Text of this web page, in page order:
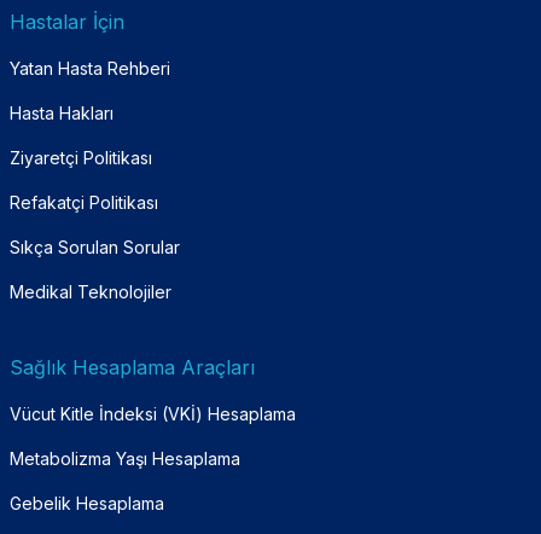
Hastalar İçin
Yatan Hasta Rehberi
Hasta Hakları
Ziyaretçi Politikası
Refakatçi Politikası
Sıkça Sorulan Sorular
Medikal Teknolojiler
Sağlık Hesaplama Araçları
Vücut Kitle İndeksi (VKİ) Hesaplama
Metabolizma Yaşı Hesaplama
Gebelik Hesaplama